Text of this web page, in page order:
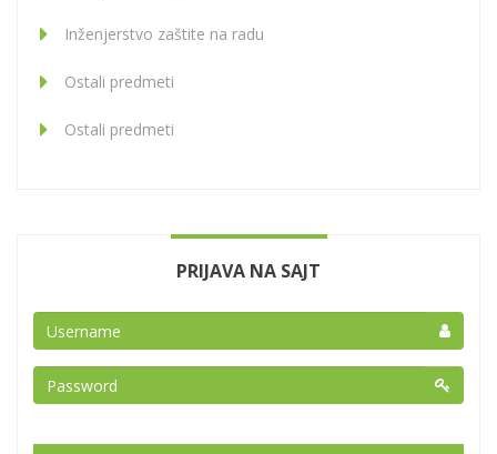
Inženjerstvo zaštite na radu
Ostali predmeti
Ostali predmeti
PRIJAVA NA SAJT